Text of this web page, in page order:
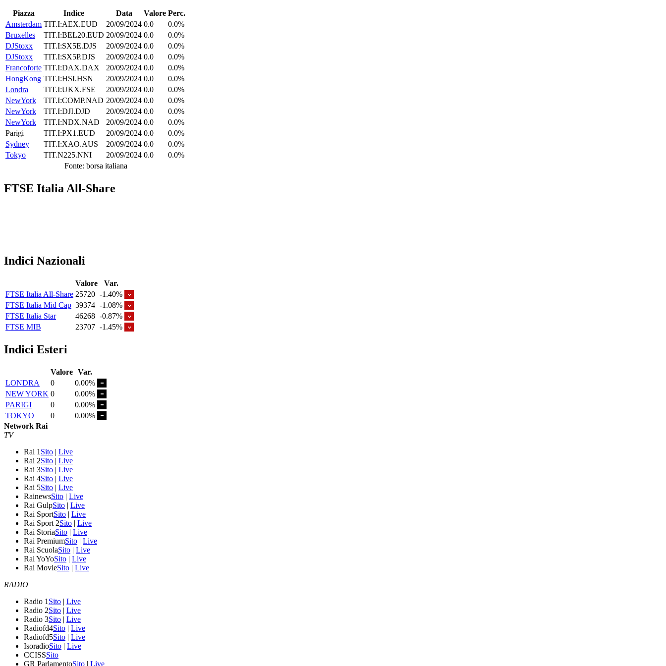
Piazza Indice Data Valore Perc.
Amsterdam TIT.I:AEX.EUD 20/09/2024 0.0
0.0%
Bruxelles
TIT.I:BEL20.EUD 20/09/2024 0.0
0.0%
DJStoxx
TIT.I:SX5E.DJS 20/09/2024 0.0
0.0%
DJStoxx
TIT.I:SX5P.DJS 20/09/2024 0.0
0.0%
Francoforte TIT.I:DAX.DAX 20/09/2024 0.0
0.0%
HongKong TIT.I:HSI.HSN 20/09/2024 0.0
0.0%
Londra
TIT.I:UKX.FSE 20/09/2024 0.0
0.0%
NewYork
TIT.I:COMP.NAD 20/09/2024 0.0
0.0%
NewYork
TIT.I:DJI.DJD 20/09/2024 0.0
0.0%
NewYork
TIT.I:NDX.NAD 20/09/2024 0.0
0.0%
Parigi
TIT.I:PX1.EUD 20/09/2024 0.0
0.0%
Sydney
TIT.I:XAO.AUS 20/09/2024 0.0
0.0%
Tokyo
TIT.N225.NNI 20/09/2024 0.0
0.0%
Fonte: borsa italiana
FTSE Italia All-Share
Indici Nazionali
Valore
Var.
FTSE Italia All-Share 25720 -1.40%
FTSE Italia Mid Cap 39374 -1.08%
FTSE Italia Star
46268 -0.87%
FTSE MIB
23707 -1.45%
Indici Esteri
Valore Var.
LONDRA
0
0.00%
NEW YORK 0
0.00%
PARIGI
0
0.00%
TOKYO
0
0.00%
Network Rai
TV
Rai 1 Sito | Live
Rai 2Sito | Live
Rai 3Sito | Live
Rai 4Sito | Live
Rai 5Sito | Live
RainewsSito | Live
Rai GulpSito | Live
Rai SportSito | Live
Rai Sport 2Sito | Live
Rai StoriaSito | Live
Rai PremiumSito | Live
Rai ScuolaSito | Live
Rai YoYoSito | Live
Rai MovieSito | Live
RADIO
Radio 1 Sito | Live
Radio 2Sito | Live
Radio 3Sito | Live
Radiofd4Sito | Live
Radiofd5Sito | Live
IsoradioSito | Live
CCISSSito
GR ParlamentoSito | Live